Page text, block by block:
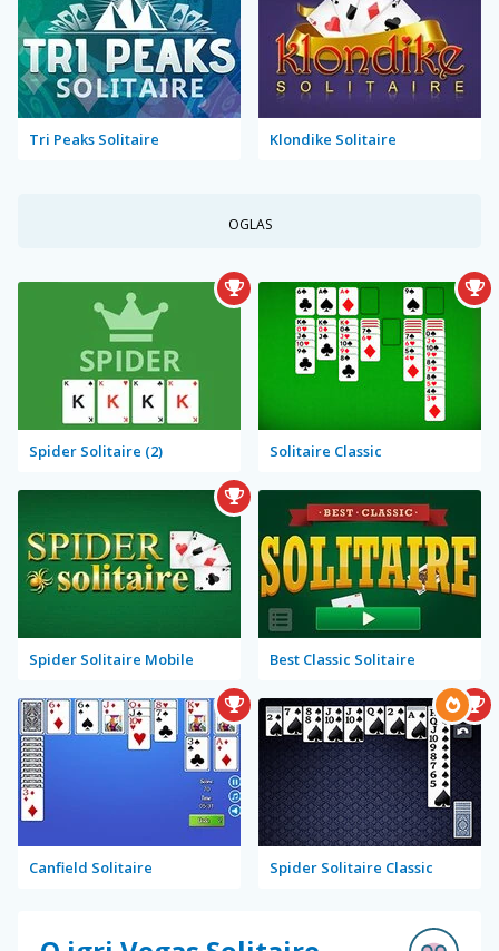
Tri Peaks Solitaire Klondike Solitaire
OGLAS
Spider Solitaire (2) Solitaire Classic
Spider Solitaire Mobile Best Classic Solitaire
Canfield Solitaire Spider Solitaire Classic